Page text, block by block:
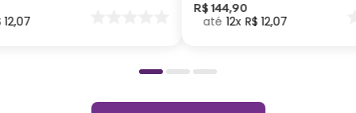
12,07
R$ 144,90
12 R$ 12,07